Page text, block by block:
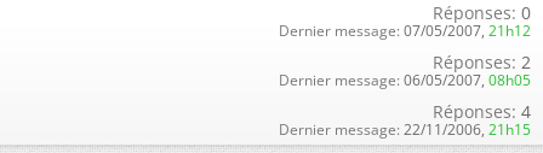
Réponses: 0
Dernier message: 07/05/2007, 21h12
Réponses: 2
Dernier message: 06/05/2007, 08h05
Réponses: 4
Dernier message: 22/11/2006, 21h15